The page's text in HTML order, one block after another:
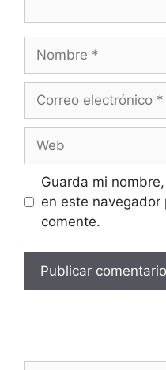
Guarda mi
en este navegador
comente.